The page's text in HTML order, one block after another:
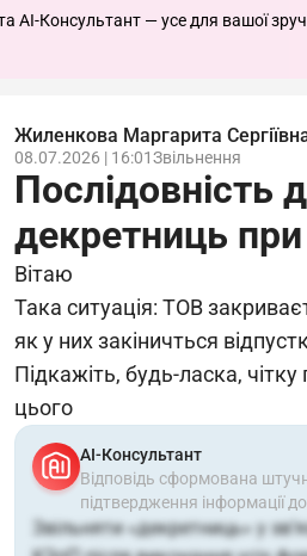
AI-Консультант — усе для вашої
Жиленкова Маргарита
08.07.2026 | 16:01Звільнення
Послідовність
декретниць
Вітаю
Така ситуація: ТОВ
як у них закіничться
Підкажіть, будь-ласка, чітку
цього
АІ-Консультант
Відповідь сформована
підтвердження інформації
Звільняти «декретниць» у